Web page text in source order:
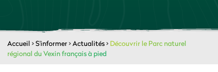
Accueil >S'informer>Actualités> Découvrir le Parc naturel
régional du Vexin français à pied